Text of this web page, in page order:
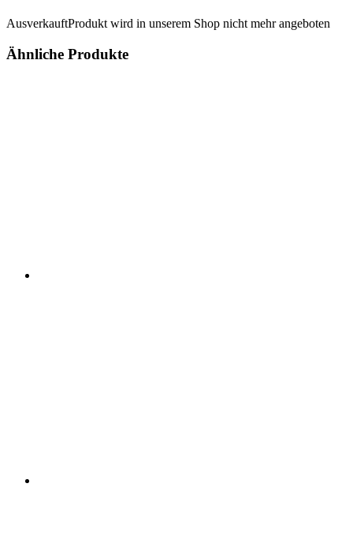
AusverkauftProdukt wird in unserem Shop nicht mehr angeboten
Ähnliche Produkte